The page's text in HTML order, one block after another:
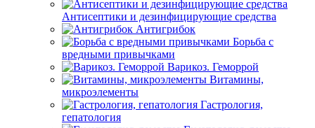
Антисептики и дезинфицирующие средства
Антигрибок
Борьба с
вредными привычками
Варикоз. Геморрой
Витамины,
микроэлементы
Гастрология,
гепатология